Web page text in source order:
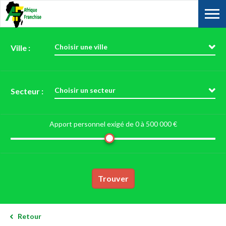
Ville : Choisir une ville
Secteur : Choisir un secteur
Apport personnel exigé de 0 à 500 000 €
Trouver
Retour